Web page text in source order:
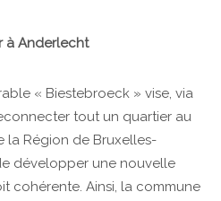
à Anderlecht
« Biestebroeck » vise, via
tout un quartier au
la Région de Bruxelles-
développer une nouvelle
cohérente. Ainsi, la commune